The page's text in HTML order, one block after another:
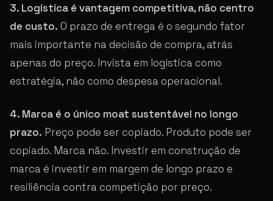
3. Logística é vantagem competitiva, não centro
de custo. O prazo de entrega é o segundo fator
mais importante na decisão de compra, atrás
apenas do preço. Invista em logística como
estratégia, não como despesa operacional.
4. Marca é o único moat sustentável no longo
prazo. Preço pode ser copiado. Produto pode ser
copiado. Marca não. Investir em construção de
marca é investir em margem de longo prazo e
resiliência contra competição por preço.